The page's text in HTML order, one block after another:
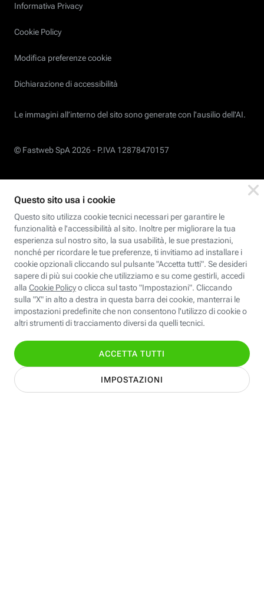
Informativa Privacy
Cookie Policy
Modifica preferenze cookie
Dichiarazione di accessibilità
Le immagini all’interno del sito sono generate con l'ausilio dell'AI.
© Fastweb SpA 2026 - P.IVA 12878470157